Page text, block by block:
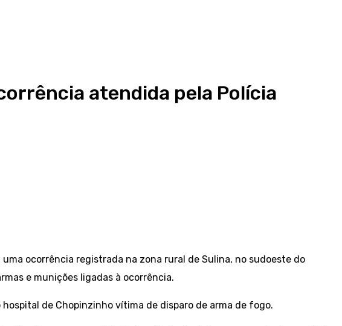
atendida pela Polícia
ocorrência registrada na zona rural de Sulina, no sudoeste do
e munições ligadas à ocorrência.
de Chopinzinho vítima de disparo de arma de fogo.